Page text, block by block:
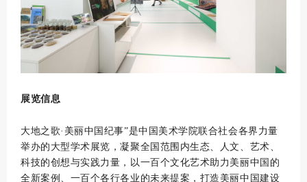
展览信息
大地之歌·美丽中国纪事”是中国美术学院联合社会各界力量
举办的大型学术展览，凝聚全国范围内生态、人文、艺术、
科技的创想与实践力量，以一百个文化艺术助力美丽中国的
全新案例、一百个各行各业的未来提案，打造美丽中国建设